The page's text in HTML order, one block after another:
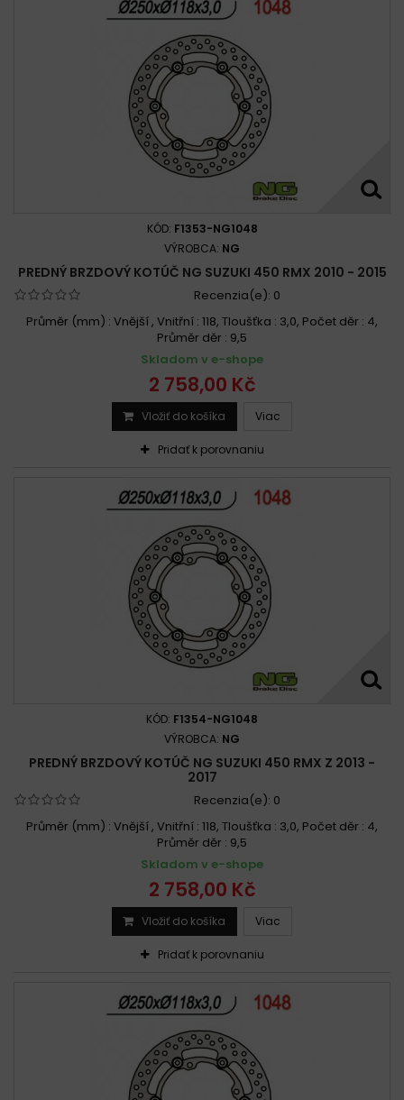
KÓD: F1353-NG1048
VÝROBCA: NG
PREDNÝ BRZDOVÝ KOTÚČ NG SUZUKI 450 RMX 2010 - 2015
Recenzia(e): 0
Průměr (mm) : Vnější , Vnitřní : 118, Tloušťka : 3,0, Počet děr : 4,
Průměr děr : 9,5
Skladom v e-shope
2 758,00 Kč
Vložiť do košíka Viac
Pridať k porovnaniu
KÓD: F1354-NG1048
VÝROBCA: NG
PREDNÝ BRZDOVÝ KOTÚČ NG SUZUKI 450 RMX Z 2013 -
2017
Recenzia(e): 0
Průměr (mm) : Vnější , Vnitřní : 118, Tloušťka : 3,0, Počet děr : 4,
Průměr děr : 9,5
Skladom v e-shope
2 758,00 Kč
Vložiť do košíka Viac
Pridať k porovnaniu